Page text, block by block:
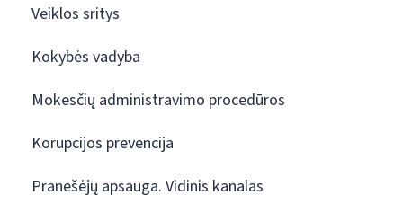
Veiklos sritys
Kokybės vadyba
Mokesčių administravimo procedūros
Korupcijos prevencija
Pranešėjų apsauga. Vidinis kanalas